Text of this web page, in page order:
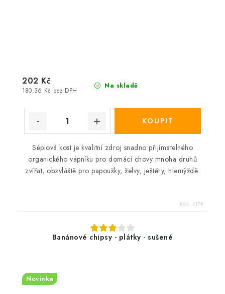
Na skladě
180,36 Kč bez DPH
202 Kč
Sépiová kost je kvalitní zdroj snadno přijímatelného
organického vápníku pro domácí chovy mnoha druhů
zvířat, obzvláště pro papoušky, želvy, ještěry, hlemýždě.
Kód: 4179
Banánové chipsy - plátky - sušené
Novinka